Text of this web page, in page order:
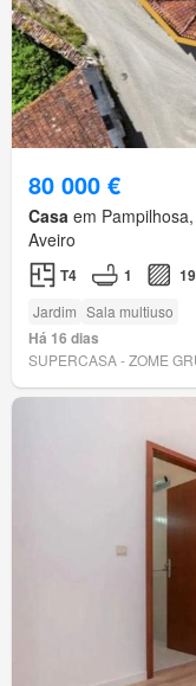
80 000 €
Casa em
Aveiro
T4 1
Jardim Sala multiuso
Há 16 dias
SUPERCASA - ZOME